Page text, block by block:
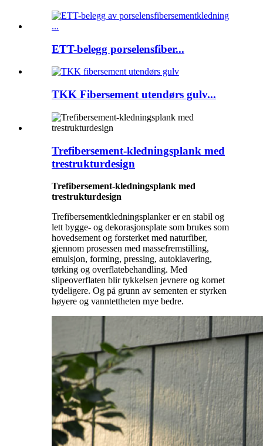
ETT-belegg porselensfiber...
TKK Fibersement utendørs gulv...
Trefibersement-kledningsplank med
trestrukturdesign
Trefibersement-kledningsplank med
trestrukturdesign
Trefibersementkledningsplanker er en stabil og
lett bygge- og dekorasjonsplate som brukes som
hovedsement og forsterket med naturfiber,
gjennom prosessen med massefremstilling,
emulsjon, forming, pressing, autoklavering,
tørking og overflatebehandling. Med
slipeoverflaten blir tykkelsen jevnere og kornet
tydeligere. Og på grunn av sementen er styrken
høyere og vanntettheten mye bedre.